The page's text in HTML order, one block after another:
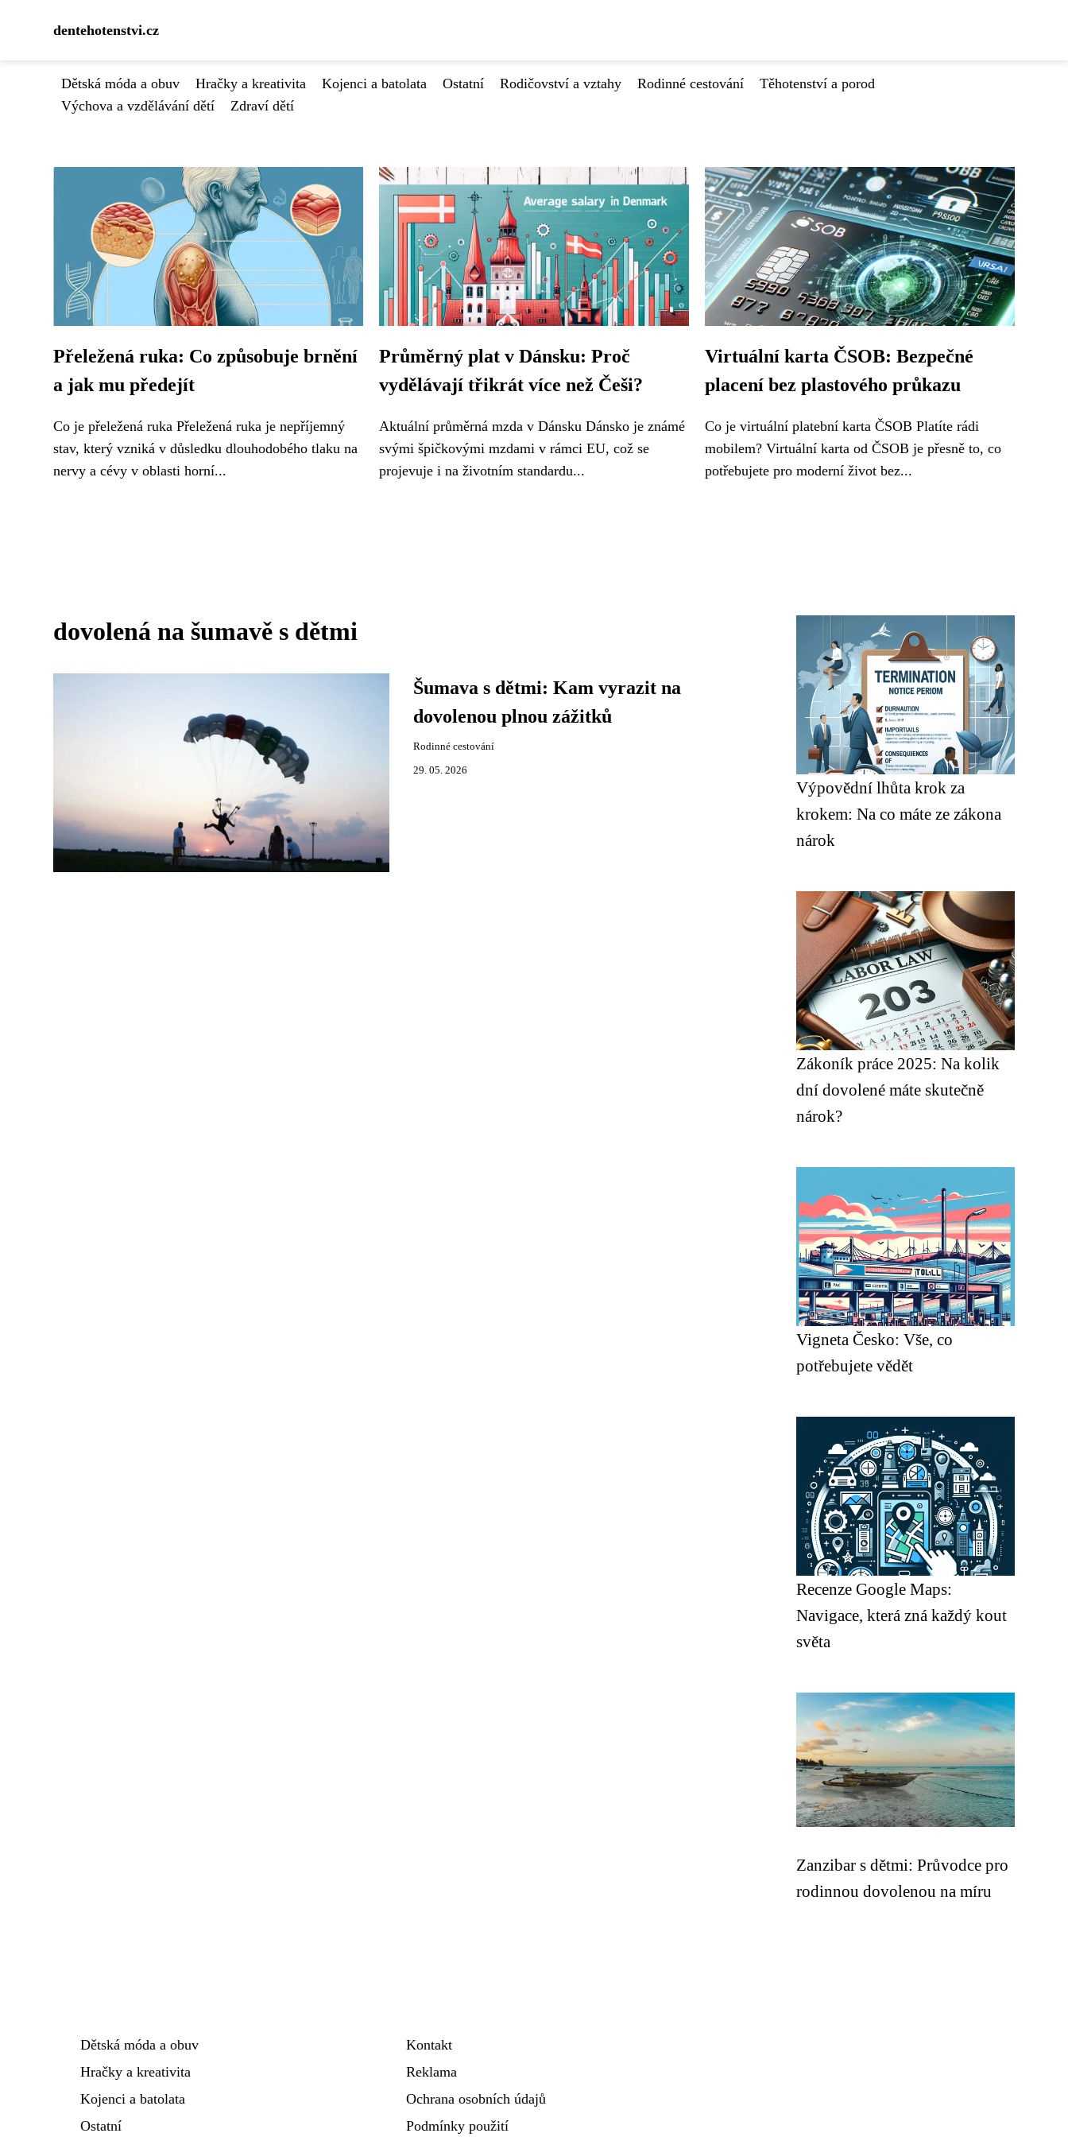
dentehotenstvi.cz
Dětská móda a obuv Hračky a kreativita Kojenci a batolata Ostatní Rodičovství a vztahy Rodinné cestování
Těhotenství a porod
Výchova a vzdělávání dětí
Zdraví dětí
Přeležená ruka: Co způsobuje brnění
a jak mu předejít
Co je přeležená ruka Přeležená ruka je nepříjemný
stav, který vzniká v důsledku dlouhodobého tlaku na
nervy a cévy v oblasti horní...
Průměrný plat v Dánsku: Proč
vydělávají třikrát více než Češi?
Aktuální průměrná mzda v Dánsku Dánsko je známé
svými špičkovými mzdami v rámci EU, což se
projevuje i na životním standardu...
Virtuální karta ČSOB: Bezpečné
placení bez plastového průkazu
Co je virtuální platební karta ČSOB Platíte rádi
mobilem? Virtuální karta od ČSOB je přesně to, co
potřebujete pro moderní život bez...
dovolená na šumavě s dětmi
Šumava s dětmi: Kam vyrazit na
dovolenou plnou zážitků
Rodinné cestování
29. 05. 2026
Výpovědní lhůta krok za
krokem: Na co máte ze zákona
nárok
Zákoník práce 2025: Na kolik
dní dovolené máte skutečně
nárok?
Vigneta Česko: Vše, co
potřebujete vědět
Recenze Google Maps:
Navigace, která zná každý kout
světa
Zanzibar s dětmi: Průvodce pro
rodinnou dovolenou na míru
Dětská móda a obuv
Hračky a kreativita
Kojenci a batolata
Ostatní
Kontakt
Reklama
Ochrana osobních údajů
Podmínky použití